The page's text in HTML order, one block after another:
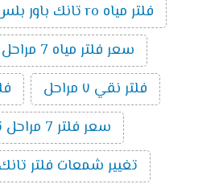
فلتر مياه ro تانك باور بلس ال7 مراحل
سعر فلتر مياه 7 مراحل تايواني
فلتر نقي ٧ مراحل
سعر فلتر 7 مراحل تانك
تغيير شمعات فلتر تانك 7 مراحل